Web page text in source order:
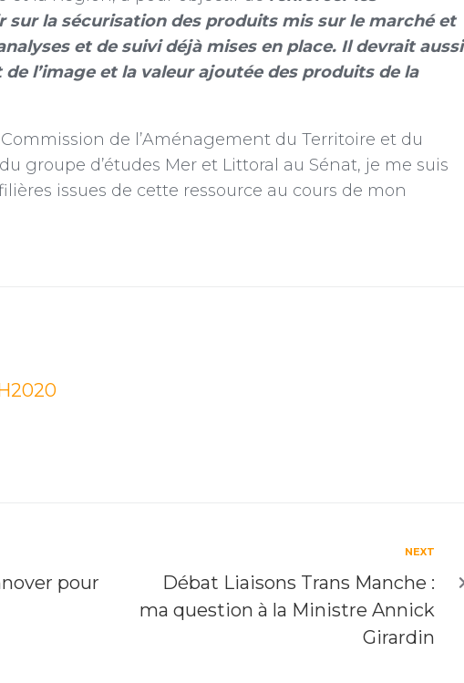
sur la sécurisation des produits mis sur le marché et
et de suivi déjà mises en place. Il devrait aussi
l’image et la valeur ajoutée des produits de la
de l’Aménagement du Territoire et du
groupe d’études Mer et Littoral au Sénat, je me suis
issues de cette ressource au cours de mon
pour
NEXT
Débat Liaisons Trans Manche :
ma question à la Ministre Annick
Girardin